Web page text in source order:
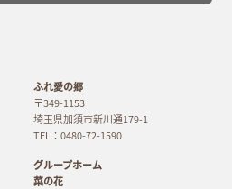
ふれ愛の郷
〒349-1153
埼玉県加須市新川通179-1
TEL：0480-72-1590
グループホーム
菜の花